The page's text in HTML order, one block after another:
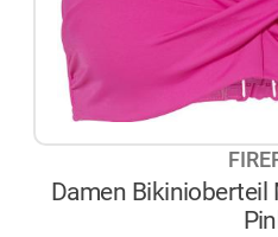
Damen Bikinioberteil